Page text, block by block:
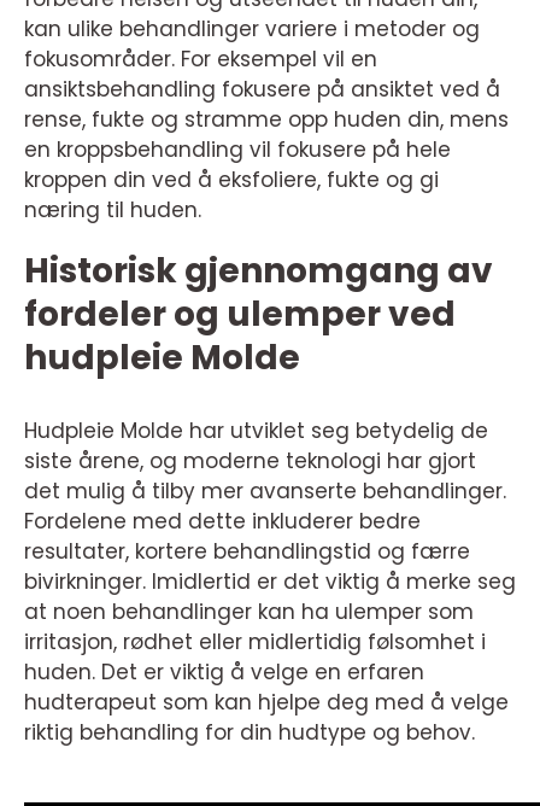
kan ulike behandlinger variere i metoder og
fokusområder. For eksempel vil en
ansiktsbehandling fokusere på ansiktet ved å
rense, fukte og stramme opp huden din, mens
en kroppsbehandling vil fokusere på hele
kroppen din ved å eksfoliere, fukte og gi
næring til huden.
Historisk gjennomgang av
fordeler og ulemper ved
hudpleie Molde
Hudpleie Molde har utviklet seg betydelig de
siste årene, og moderne teknologi har gjort
det mulig å tilby mer avanserte behandlinger.
Fordelene med dette inkluderer bedre
resultater, kortere behandlingstid og færre
bivirkninger. Imidlertid er det viktig å merke seg
at noen behandlinger kan ha ulemper som
irritasjon, rødhet eller midlertidig følsomhet i
huden. Det er viktig å velge en erfaren
hudterapeut som kan hjelpe deg med å velge
riktig behandling for din hudtype og behov.